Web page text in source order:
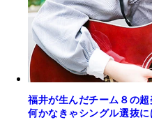
福井が生んだチーム８の
何かなきゃシングル選抜に